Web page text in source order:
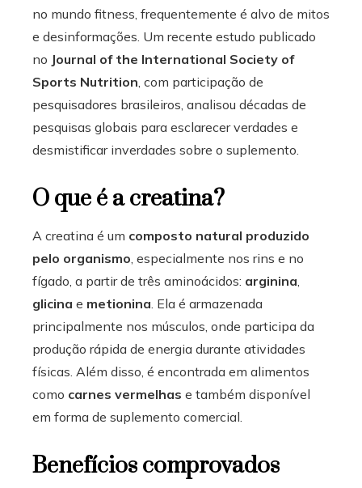
no mundo fitness, frequentemente é alvo de mitos
e desinformações. Um recente estudo publicado
no Journal of the International Society of
Sports Nutrition , com participação de
pesquisadores brasileiros, analisou décadas de
pesquisas globais para esclarecer verdades e
desmistificar inverdades sobre o suplemento.
O que é a creatina?
A creatina é um composto natural produzido
pelo organismo , especialmente nos rins e no
fígado, a partir de três aminoácidos: arginina
glicina e metionina . Ela é armazenada
principalmente nos músculos, onde participa da
produção rápida de energia durante atividades
físicas. Além disso, é encontrada em alimentos
como carnes vermelhas e também disponível
em forma de suplemento comercial.
Benefícios comprovados